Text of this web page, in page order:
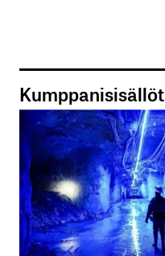
Kumppanisisällöt